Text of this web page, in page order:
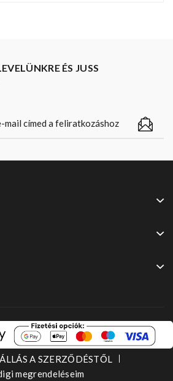
ÉS JUSS
A SZERZŐDÉSTŐL
megrendeléseim